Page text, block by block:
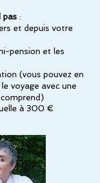
pas :
et depuis votre
pension et les
(vous pouvez en
voyage avec une
à 300 €